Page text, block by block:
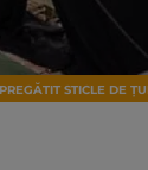
STICLE DE